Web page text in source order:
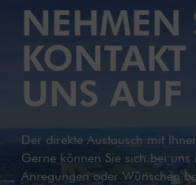
NEHMEN
UNS AUF
Der direkte Austausch mit
Gerne können Sie sich bei uns
Anregungen oder Wünschen